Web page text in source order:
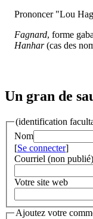
Prononcer "Lou
Fagnard, forme
Hanhar(cas des
Un gran de
(identification
Nom
[Se connecter]
Courriel (non publié)
Votre site web
Ajoutez votre